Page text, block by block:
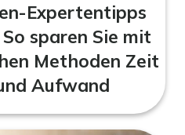
Expertentipps
So sparen Sie mit
Methoden Zeit
Aufwand